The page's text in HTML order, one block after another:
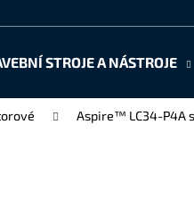
STROJE A NÁSTROJE
Aspire™ LC34-P4A
Co potřebujete